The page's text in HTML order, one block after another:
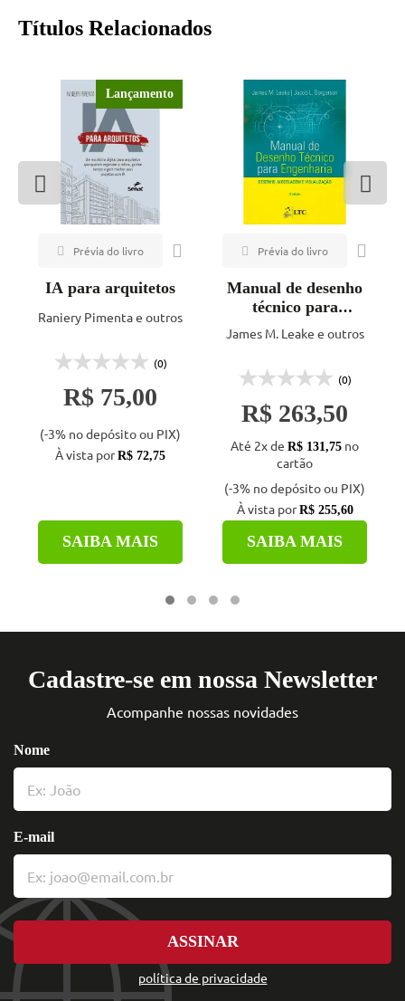
Títulos Relacionados
Lançamento
IA para arquitetos
Raniery Pimenta e outros
(0)
R$ 75,00
(-3% no depósito ou PIX)
À vista porR$ 72,75
SAIBA MAIS
Manual de desenho
técnico para
engenharia - 2ª ed.
James M. Leake e outros
(0)
R$ 263,50
Até 2x de R$ 131,75 no
cartão
(-3% no depósito ou PIX)
À vista porR$ 255,60
SAIBA MAIS
Cadastre-se em nossa Newsletter
Acompanhe nossas novidades
política de privacidade
Nome
E-mail
ASSINAR